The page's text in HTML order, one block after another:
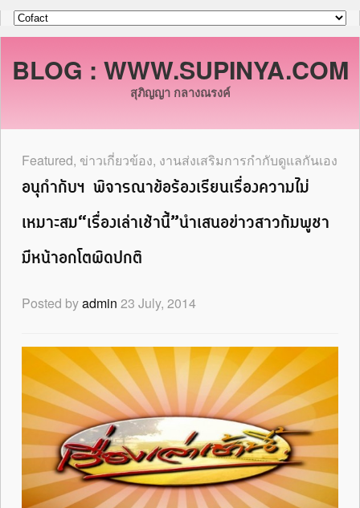
BLOG : WWW.SUPINYA.COM
สุภิญญา กลางณรงค์
Featured, ข่าวเกี่ยวข้อง, งานส่งเสริมการกำกับดูแลกันเอง
อนุกำกับฯ พิจารณาข้อร้องเรียนเรื่องความไม่
เหมาะสม“เรื่องเล่าเช้านี้”นำเสนอข่าวสาวกัมพูชา
มีหน้าอกโตผิดปกติ
Posted byadmin 23 July, 2014